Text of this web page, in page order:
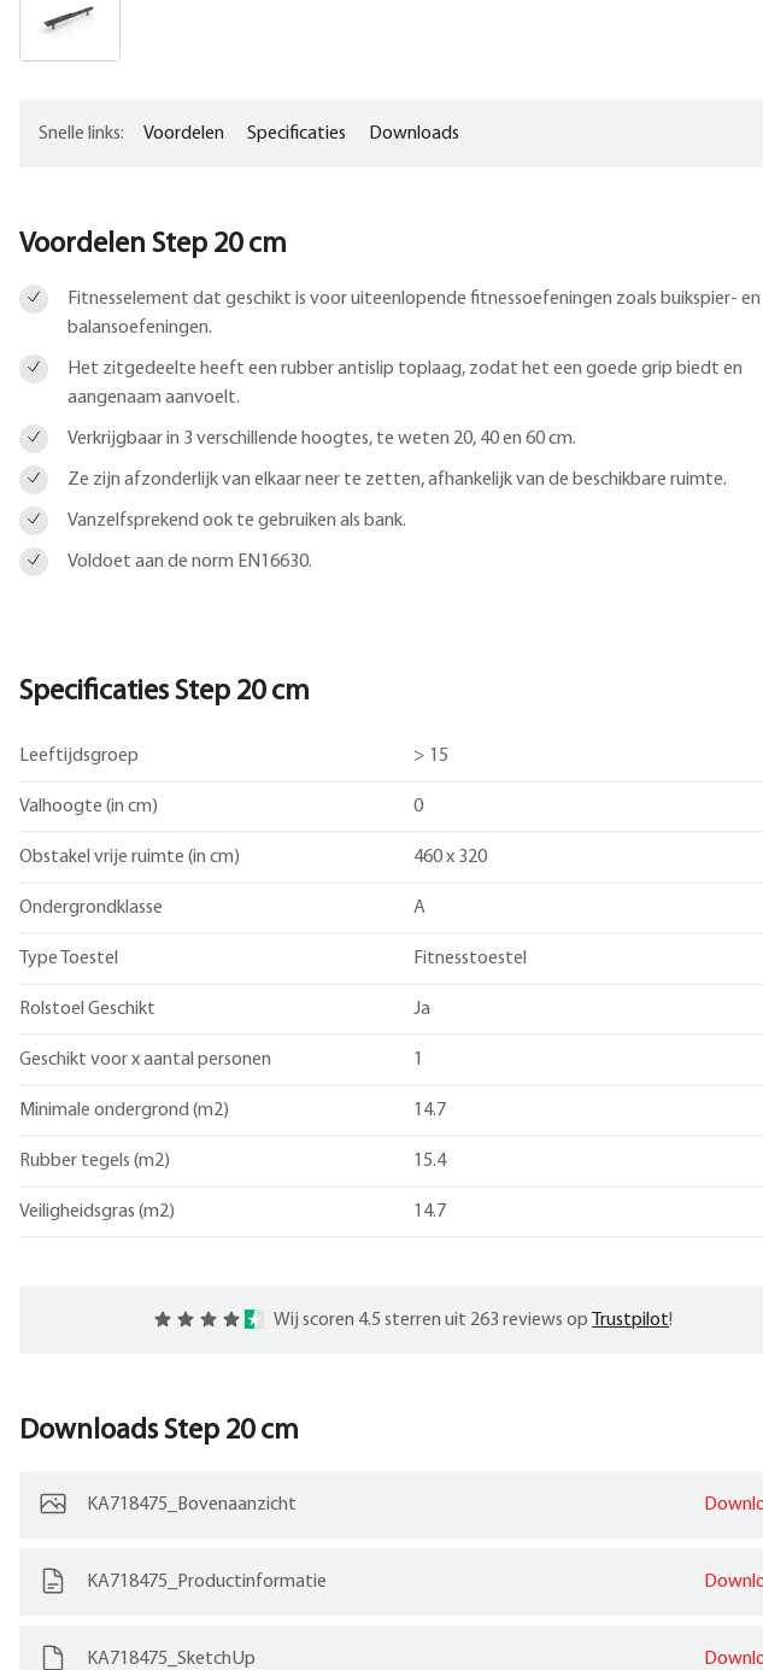
Snelle links: Voordelen Specificaties Downloads
Voordelen Step 20 cm
Fitnesselement dat geschikt is voor uiteenlopende fitnessoefeningen zoals buikspier- en
balansoefeningen.
Het zitgedeelte heeft een rubber antislip toplaag, zodat het een goede grip biedt en
aangenaam aanvoelt.
Verkrijgbaar in 3 verschillende hoogtes, te weten 20, 40 en 60 cm.
Ze zijn afzonderlijk van elkaar neer te zetten, afhankelijk van de beschikbare ruimte.
Vanzelfsprekend ook te gebruiken als bank.
Voldoet aan de norm EN16630.
Specificaties Step 20 cm
Leeftijdsgroep > 15
Valhoogte (in cm) 0
Obstakel vrije ruimte (in cm) 460 x 320
Ondergrondklasse A
Type Toestel Fitnesstoestel
Rolstoel Geschikt Ja
Geschikt voor x aantal personen 1
Minimale ondergrond (m2) 14.7
Rubber tegels (m2) 15.4
Veiligheidsgras (m2) 14.7
Wij scoren 4.5 sterren uit 263 reviews op Trustpilot!
DownloadsStep 20 cm
KA718475_Bovenaanzicht
KA718475_Productinformatie
KA718475_SketchUp